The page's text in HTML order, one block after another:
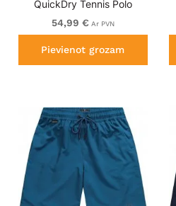
QuickDry Tennis Polo
Black-White-Blue
54,99 € Ar PVN
Pievienot grozam